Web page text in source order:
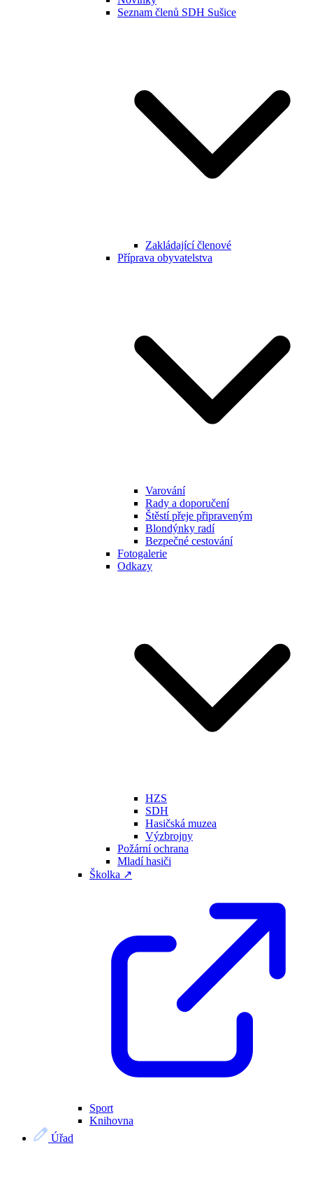
Seznam členů SDH Sušice
Zakládající členové
Příprava obyvatelstva
Varování
Rady a doporučení
Štěstí přeje připraveným
Blondýnky radí
Bezpečné cestování
Fotogalerie
Odkazy
HZS
SDH
Hasičská muzea
Výzbrojny
Požární ochrana
Mladí hasiči
Školka ↗
Sport
Knihovna
Úřad